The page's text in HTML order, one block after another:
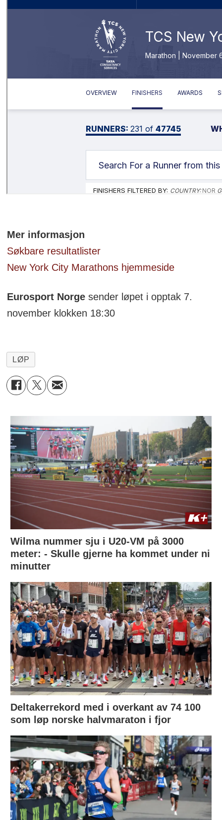
Mer informasjon
Søkbare resultatlister
New York City Marathons hjemmeside
Eurosport Norgesender løpet i opptak 7.
november klokken 18:30
LØP
Wilma nummer sju i U20-VM på 3000
meter: - Skulle gjerne ha kommet under ni
minutter
Deltakerrekord med i overkant av 74 100
som løp norske halvmaraton i fjor